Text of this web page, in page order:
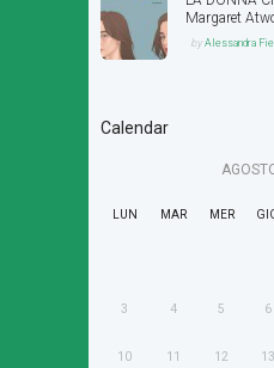
Margaret
byAlessandra
Calendar
LUN MAR MER
3 4 5 6
10 11 12 13